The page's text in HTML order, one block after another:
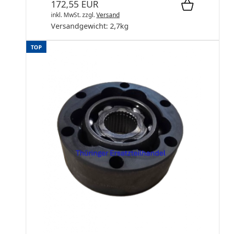
172,55 EUR
inkl. MwSt.zzgl.Versand
Versandgewicht: 2,7kg
TOP